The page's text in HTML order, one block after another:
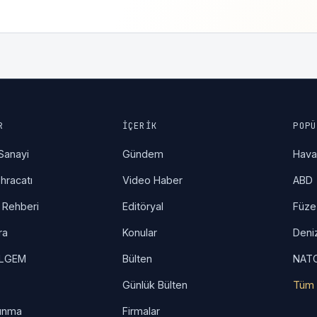
Rehberi
İÇERIK
Gündem
Video Haber
Editöryal
Konular
Bülten
Günlük Bülten
Firmalar
Hava
ABD
Füze